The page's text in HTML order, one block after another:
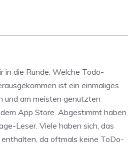
die Runde: Welche Todo-
ist ein einmaliges
und am meisten genutzten
App Store. Abgestimmt haben
Leser. Viele haben sich, das
da oftmals keine ToDo-